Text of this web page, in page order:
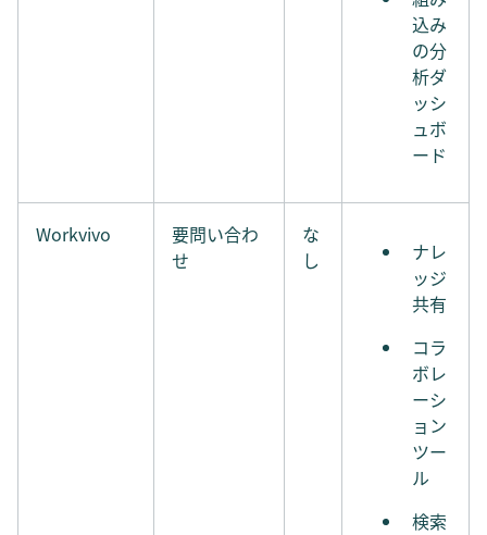
込み
の分
析ダ
ッシ
ュボ
ード
Workvivo
要問い合わ
せ
な
し
ナレ
ッジ
共有
コラ
ボレ
ーシ
ョン
ツー
ル
検索